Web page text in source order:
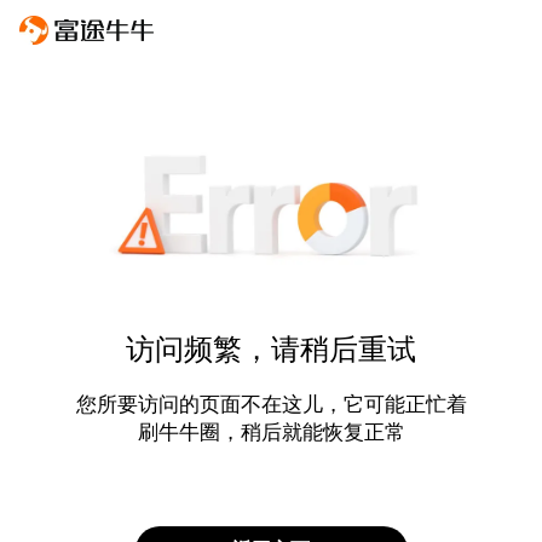
访问频繁，请稍后重试
您所要访问的页面不在这儿，它可能正忙着
刷牛牛圈，稍后就能恢复正常